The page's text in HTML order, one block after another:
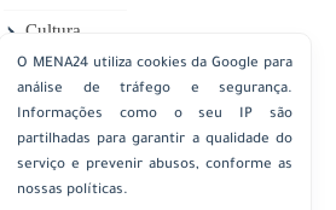
Cultura
Desporto
Marrocos
Saúde
Opinião
O MENA24 utiliza cookies da Google para
análise de tráfego e segurança.
Informações como o seu IP são
partilhadas para garantir a qualidade do
serviço e prevenir abusos, conforme as
nossas políticas.